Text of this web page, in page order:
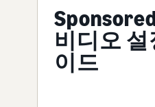
비디오
이드